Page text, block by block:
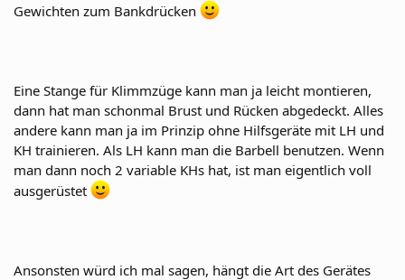
Gewichten zum Bankdrücken
Eine Stange für Klimmzüge kann man ja leicht montieren,
dann hat man schonmal Brust und Rücken abgedeckt. Alles
andere kann man ja im Prinzip ohne Hilfsgeräte mit LH und
KH trainieren. Als LH kann man die Barbell benutzen. Wenn
man dann noch 2 variable KHs hat, ist man eigentlich voll
ausgerüstet
Ansonsten würd ich mal sagen, hängt die Art des Gerätes